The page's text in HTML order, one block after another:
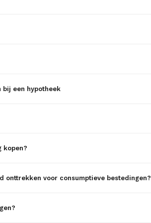
bij een hypotheek
kopen?
onttrekken voor consumptieve bestedingen?